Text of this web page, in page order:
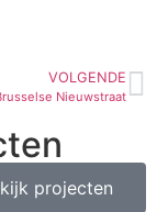
VOLGENDE
Nieuwstraat
projecten